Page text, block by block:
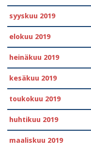
syyskuu 2019
elokuu 2019
heinäkuu 2019
kesäkuu 2019
toukokuu 2019
huhtikuu 2019
maaliskuu 2019